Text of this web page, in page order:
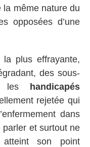
même nature du
opposées d’une
la plus effrayante,
des sous-
les handicapés
rejetée qui
dans
parler et surtout ne
son point